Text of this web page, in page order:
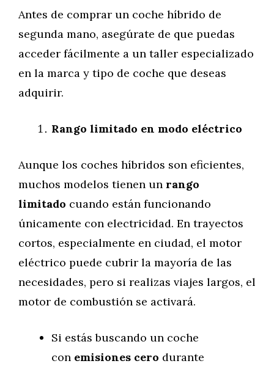
Antes de comprar un coche híbrido de
segunda mano, asegúrate de que puedas
acceder fácilmente a un taller especializado
en la marca y tipo de coche que deseas
adquirir.
Rango limitado en modo eléctrico
Aunque los coches híbridos son eficientes,
muchos modelos tienen un rango
limitado cuando están funcionando
únicamente con electricidad. En trayectos
cortos, especialmente en ciudad, el motor
eléctrico puede cubrir la mayoría de las
necesidades, pero si realizas viajes largos, el
motor de combustión se activará.
Si estás buscando un coche
con emisiones cero durante